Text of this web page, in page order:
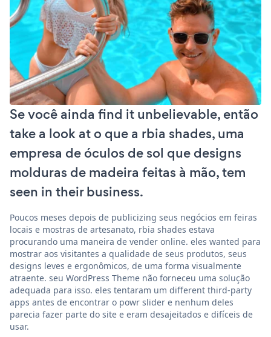
Se você ainda find it unbelievable, então
take a look at o que a rbia shades, uma
empresa de óculos de sol que designs
molduras de madeira feitas à mão, tem
seen in their business.
Poucos meses depois de publicizing seus negócios em feiras
locais e mostras de artesanato, rbia shades estava
procurando uma maneira de vender online. eles wanted para
mostrar aos visitantes a qualidade de seus produtos, seus
designs leves e ergonômicos, de uma forma visualmente
atraente. seu WordPress Theme não forneceu uma solução
adequada para isso. eles tentaram um different third-party
apps antes de encontrar o powr slider e nenhum deles
parecia fazer parte do site e eram desajeitados e difíceis de
usar.